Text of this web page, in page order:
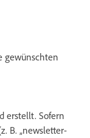
gewünschten
erstellt. Sofern
B. „newsletter-